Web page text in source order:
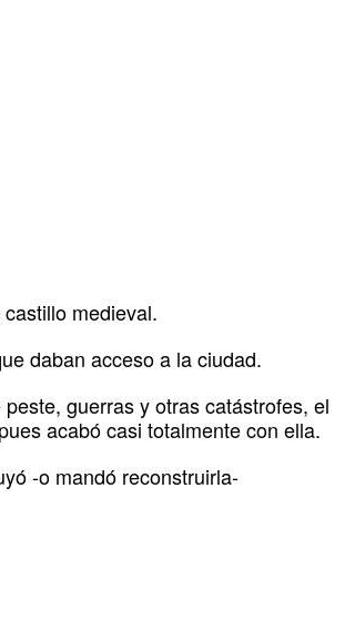
medieval.
daban acceso a la ciudad.
guerras y otras catástrofes, el
acabó casi totalmente con ella.
-o mandó reconstruirla-